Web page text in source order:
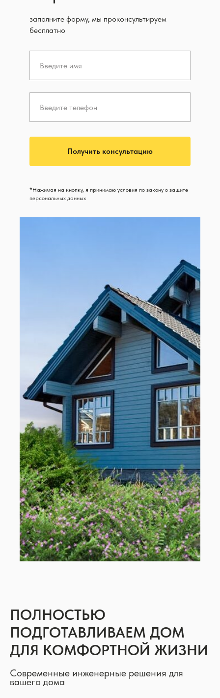
заполните форму, мы проконсультируем
бесплатно
Получить консультацию
*Нажимая на кнопку, я принимаю условия по закону о защите
персональных данных
ПОЛНОСТЬЮ
ПОДГОТАВЛИВАЕМ ДОМ
ДЛЯ КОМФОРТНОЙ ЖИЗНИ
Современные инженерные решения для
вашего дома